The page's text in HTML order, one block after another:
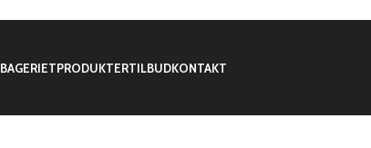
BAGERIETPRODUKTERTILBUDKONTAKT